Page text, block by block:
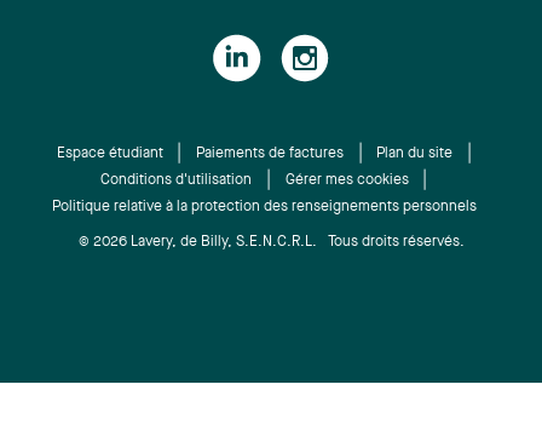
Espace étudiant Paiements de factures
Plan du site
Conditions d'utilisation
Gérer mes cookies
Politique relative à la protection des renseignements personnels
© 2026 Lavery, de Billy, S.E.N.C.R.L. Tous droits réservés.